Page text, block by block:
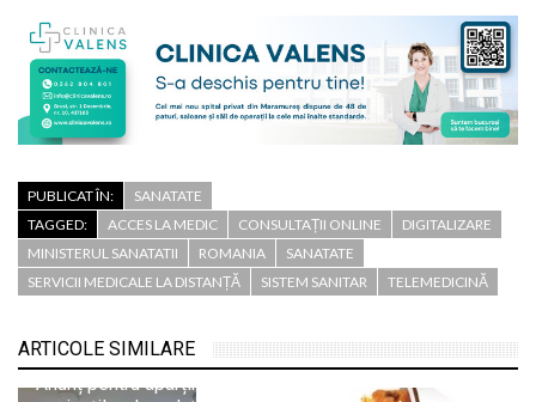
PUBLICAT ÎN:
SANATATE
TAGGED:
ACCES LA MEDIC CONSULTAȚII ONLINE
DIGITALIZARE
MINISTERUL SANATATII
ROMANIA
SANATATE
SERVICII MEDICALE LA DISTANȚĂ
SISTEM SANITAR TELEMEDICINĂ
ARTICOLE SIMILARE
Anunț pentru aparținătorii